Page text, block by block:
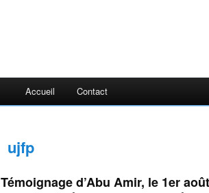
Accueil Contact
ujfp
Témoignage d’Abu Amir, le 1er